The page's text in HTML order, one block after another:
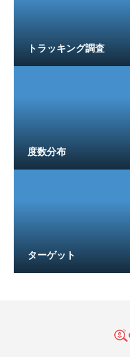
トラッキング調査
度数分布
ターゲット